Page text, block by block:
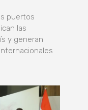
puertos
las
y generan